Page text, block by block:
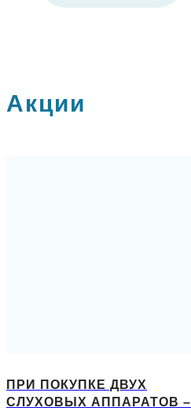
Акции
ПРИ ПОКУПКЕ ДВУХ
СЛУХОВЫХ АППАРАТОВ –